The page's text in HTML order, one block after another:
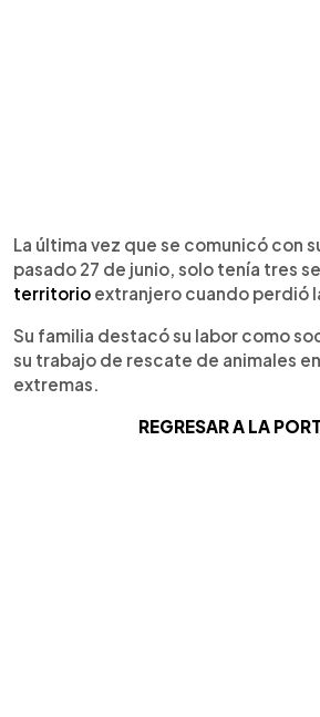
La última vez que se comunicó con
pasado 27 de junio, solo tenía tres
territorio extranjero cuando perdió
Su familia destacó su labor como
su trabajo de rescate de animales
extremas.
REGRESAR A LA